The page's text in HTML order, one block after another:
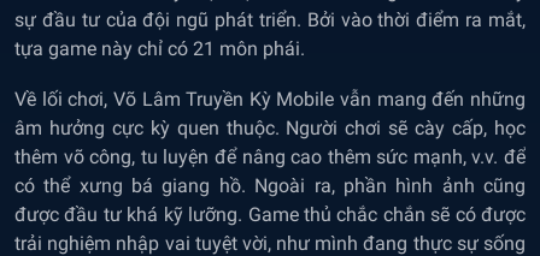
sự đầu tư của đội ngũ phát triển. Bởi vào thời điểm ra mắt,
tựa game này chỉ có 21 môn phái.
Về lối chơi, Võ Lâm Truyền Kỳ Mobile vẫn mang đến những
âm hưởng cực kỳ quen thuộc. Người chơi sẽ cày cấp, học
thêm võ công, tu luyện để nâng cao thêm sức mạnh, v.v. để
có thể xưng bá giang hồ. Ngoài ra, phần hình ảnh cũng
được đầu tư khá kỹ lưỡng. Game thủ chắc chắn sẽ có được
trải nghiệm nhập vai tuyệt vời, như mình đang thực sự sống